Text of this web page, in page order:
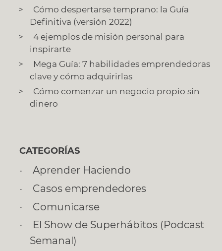
Cómo despertarse temprano: la Guía
Definitiva (versión 2022)
4 ejemplos de misión personal para
inspirarte
Mega Guía: 7 habilidades emprendedoras
clave y cómo adquirirlas
Cómo comenzar un negocio propio sin
dinero
CATEGORÍAS
Aprender Haciendo
Casos emprendedores
Comunicarse
El Show de Superhábitos (Podcast
Semanal)